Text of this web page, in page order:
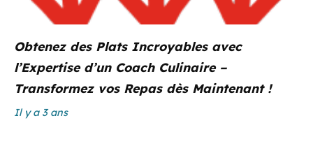
Obtenez des Plats Incroyables avec
l’Expertise d’un Coach Culinaire –
Transformez vos Repas dès Maintenant !
Il y a 3 ans